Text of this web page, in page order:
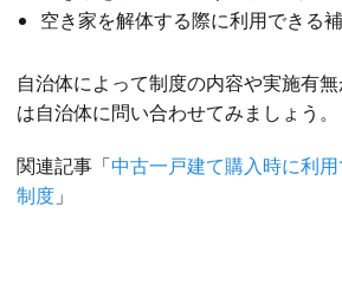
空き家を解体する際に利用できる
自治体によって制度の内容や実施有
は自治体に問い合わせてみましょう。
関連記事「中古一戸建て購入時に利
制度 」